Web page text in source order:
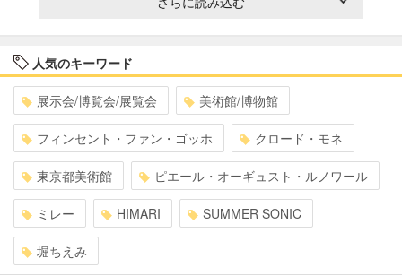
人気のキーワード
展示会/博覧会/展覧会 美術館/博物館
フィンセント・ファン・ゴッホ クロード・モネ
東京都美術館 ピエール・オーギュスト・ルノワール
ミレー HIMARI SUMMER SONIC
堀ちえみ